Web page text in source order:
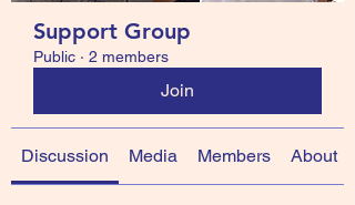
Support Group
Public · 2 members
Join
Discussion Media Members About